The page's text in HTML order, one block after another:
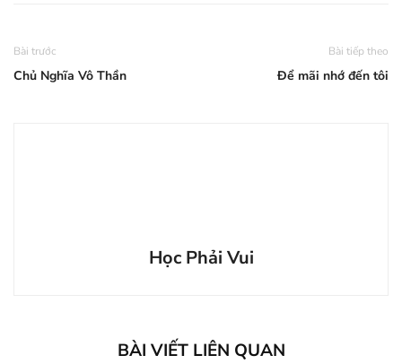
Bài trước
Chủ Nghĩa Vô Thần
Bài tiếp theo
Để mãi nhớ đến tôi
Học Phải Vui
BÀI VIẾT LIÊN QUAN